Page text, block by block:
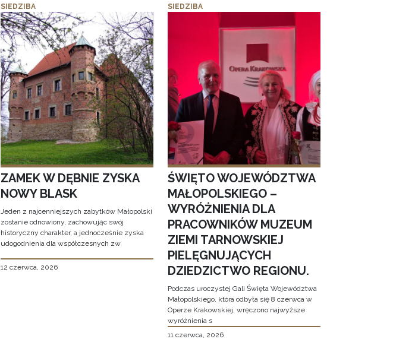
SIEDZIBA
ZAMEK W DĘBNIE ZYSKA
NOWY BLASK
Jeden z najcenniejszych zabytków Małopolski
zostanie odnowiony, zachowując swój
historyczny charakter, a jednocześnie zyska
udogodnienia dla współczesnych zw
12 czerwca, 2026
SIEDZIBA
ŚWIĘTO WOJEWÓDZTWA
MAŁOPOLSKIEGO –
WYRÓŻNIENIA DLA
PRACOWNIKÓW MUZEUM
ZIEMI TARNOWSKIEJ
PIELĘGNUJĄCYCH
DZIEDZICTWO REGIONU.
Podczas uroczystej Gali Święta Województwa
Małopolskiego, która odbyła się 8 czerwca w
Operze Krakowskiej, wręczono najwyższe
wyróżnienia s
11 czerwca, 2026